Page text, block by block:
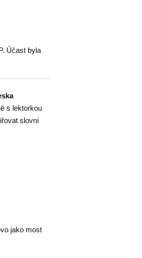
Účast byla
s lektorkou
slovní
jako most